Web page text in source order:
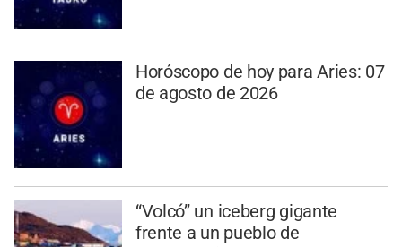
Horóscopo de hoy para Aries: 07
de agosto de 2026
“Volcó” un iceberg gigante
frente a un pueblo de